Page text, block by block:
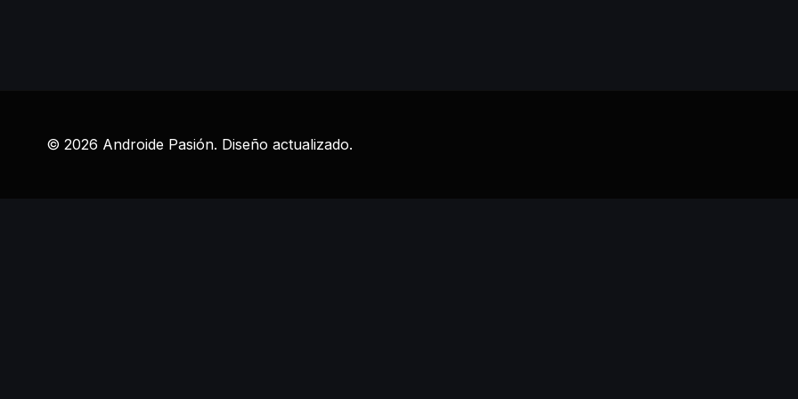
© 2026 Androide Pasión. Diseño actualizado.